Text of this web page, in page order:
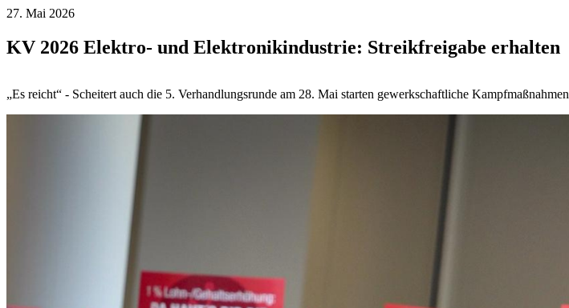
27. Mai 2026
KV 2026 Elektro- und Elektronikindustrie: Streikfreigabe erhalten
„Es reicht“ - Scheitert auch die 5. Verhandlungsrunde am 28. Mai starten gewerkschaftliche Kampfmaßnahmen